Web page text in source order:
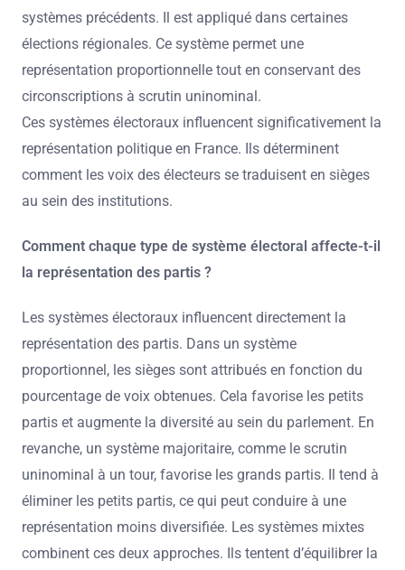
systèmes précédents. Il est appliqué dans certaines
élections régionales. Ce système permet une
représentation proportionnelle tout en conservant des
circonscriptions à scrutin uninominal.
Ces systèmes électoraux influencent significativement la
représentation politique en France. Ils déterminent
comment les voix des électeurs se traduisent en sièges
au sein des institutions.
Comment chaque type de système électoral affecte-t-il
la représentation des partis ?
Les systèmes électoraux influencent directement la
représentation des partis. Dans un système
proportionnel, les sièges sont attribués en fonction du
pourcentage de voix obtenues. Cela favorise les petits
partis et augmente la diversité au sein du parlement. En
revanche, un système majoritaire, comme le scrutin
uninominal à un tour, favorise les grands partis. Il tend à
éliminer les petits partis, ce qui peut conduire à une
représentation moins diversifiée. Les systèmes mixtes
combinent ces deux approches. Ils tentent d’équilibrer la